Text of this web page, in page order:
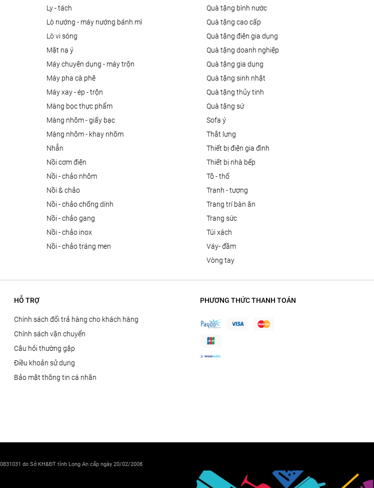
ly - tách
lò nướng - máy nướng bánh mì
lò vi sóng
mặt nạ ý
máy chuyên dụng - máy trộn
máy pha cà phê
máy xay - ép - trộn
màng bọc thực phẩm
màng nhôm - giấy bạc
màng nhôm - khay nhôm
nhẫn
nồi cơm điện
nồi - chảo nhôm
nồi & chảo
nồi - chảo chống dính
nồi - chảo gang
nồi - chảo inox
nồi - chảo tráng men
quà tặng bình nước
quà tặng cao cấp
quà tặng điện gia dụng
quà tặng doanh nghiệp
quà tặng gia dụng
quà tặng sinh nhật
quà tặng thủy tinh
quà tặng sứ
sofa ý
thắt lưng
thiết bị điện gia đình
thiết bị nhà bếp
tô - thố
tranh - tượng
trang trí bàn ăn
trang sức
túi xách
váy- đầm
vòng tay
HỖ TRỢ
Chính sách đổi trả hàng cho khách hàng
Chính sách vận chuyển
Câu hỏi thường gặp
Điều khoản sử dụng
Bảo mật thông tin cá nhân
PHƯƠNG THỨC THANH TOÁN
do Sở KH&ĐT tỉnh Long An cấp ngày 20/02/2008